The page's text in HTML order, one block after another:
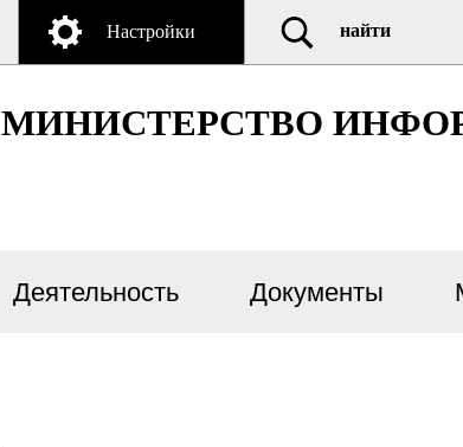
Настройки найти
МИНИСТЕРСТВО
Деятельность Документы